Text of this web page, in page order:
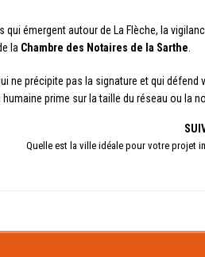
émergent autour de La Flèche, la
la Chambre des Notaires de la Sarthe
ne précipite pas la signature et qui défend
prime sur la taille du réseau ou la
Quelle est la ville idéale pour votre projet